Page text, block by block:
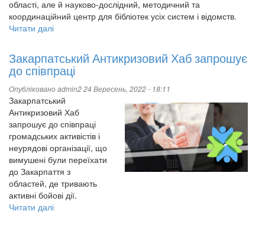
області, але й науково-дослідний, методичний та
координаційний центр для бібліотек усіх систем і відомств.
Читати далі
обласна
універсальна
наукова
бібліотека
ім.
Федора
Потушняка
-
партнер
у
створенні
Антикризового
хабу
Закарпатський Антикризовий Хаб запрошує
до співпраці
Опублікованоadmin224 Вересень, 2022 - 18:11
Закарпатський
Антикризовий Хаб
запрошує до співпраці
громадських активістів і
неурядові організації, що
вимушені були переїхати
до Закарпаття з
областей, де тривають
активні бойові дії.
Читати далі